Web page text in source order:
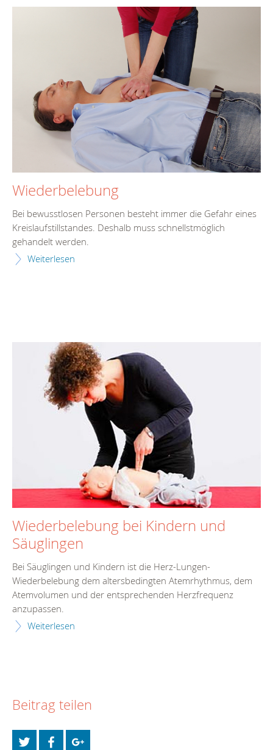
Wiederbelebung
Bei bewusstlosen Personen besteht immer die Gefahr eines
Kreislaufstillstandes. Deshalb muss schnellstmöglich
gehandelt werden.
Weiterlesen
Wiederbelebung bei Kindern und
Säuglingen
Bei Säuglingen und Kindern ist die Herz-Lungen-
Wiederbelebung dem altersbedingten Atemrhythmus, dem
Atemvolumen und der entsprechenden Herzfrequenz
anzupassen.
Weiterlesen
Beitrag teilen